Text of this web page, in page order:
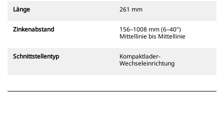
Länge 261 mm
Zinkenabstand
156–1008 mm (6–40")
Mittellinie bis Mittellinie
Schnittstellentyp
Kompaktlader-
Wechseleinrichtung